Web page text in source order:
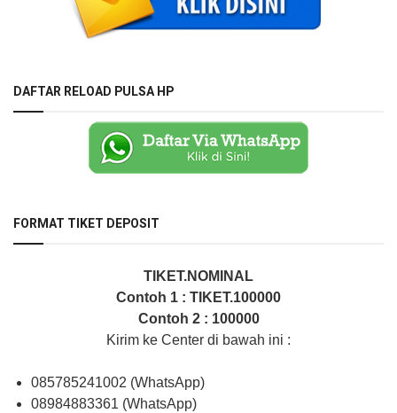
DAFTAR RELOAD PULSA HP
FORMAT TIKET DEPOSIT
TIKET.NOMINAL
Contoh 1 : TIKET.100000
Contoh 2 : 100000
Kirim ke Center di bawah ini :
085785241002 (WhatsApp)
08984883361 (WhatsApp)